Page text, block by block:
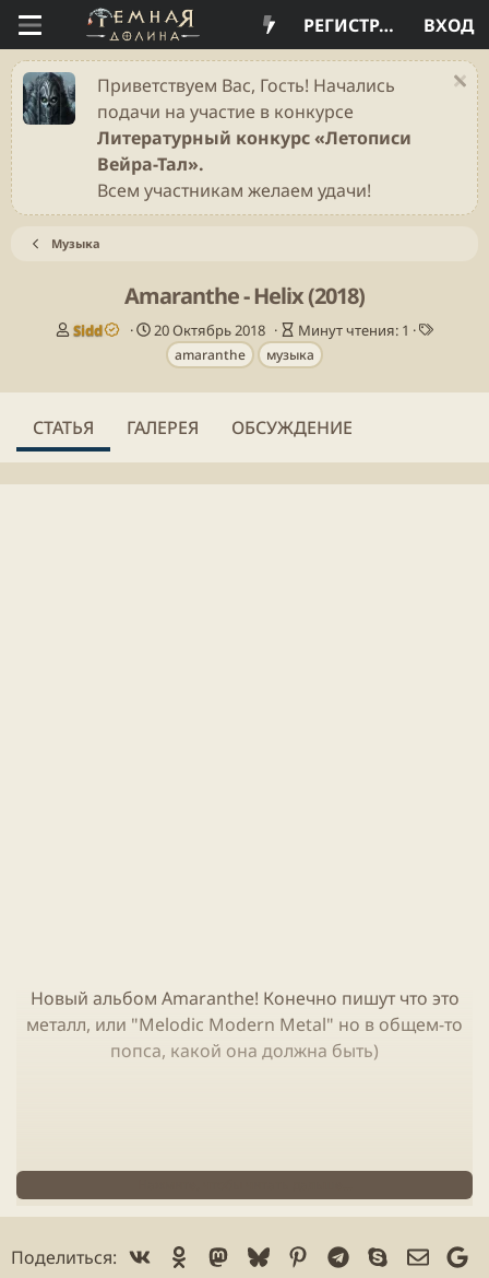
ВХОД
РЕГИСТРАЦИЯ
Приветствуем Вас, Гость! Начались
подачи на участие в конкурсе
Литературный конкурс «Летописи
Вейра-Тал».
Всем участникам желаем удачи!
Музыка
Amaranthe - Helix (2018)
А
о
Sidd
Д
а
у
20 Октябрь 2018
В
р
е
м
ч
Минут чтения: 1
Т
и
amaranthe музыка
СТАТЬЯ ГАЛЕРЕЯ ОБСУЖДЕНИЕ
Новый альбом Amaranthe! Конечно пишут что это
металл, или "Melodic Modern Metal" но в общем-то
попса, какой она должна быть)
Поделиться: Vk Ok Mastodon
BlueskyPinterest
Telegram
Skype